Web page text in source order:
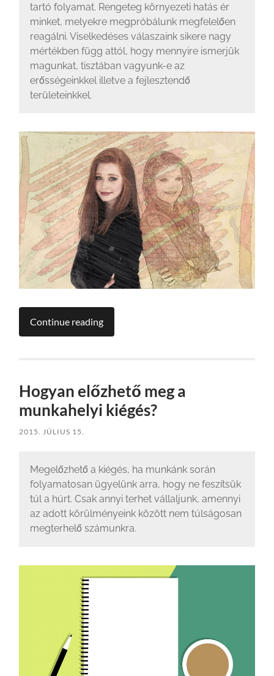
tartó folyamat. Rengeteg környezeti hatás ér
minket, melyekre megpróbálunk megfelelően
reagálni. Viselkedéses válaszaink sikere nagy
mértékben függ attól, hogy mennyire ismerjük
magunkat, tisztában vagyunk-e az
erősségeinkkel illetve a fejlesztendő
területeinkkel.
Continue reading
Hogyan előzhető meg a
munkahelyi kiégés?
2015. JÚLIUS 15.
Megelőzhető a kiégés, ha munkánk során
folyamatosan ügyelünk arra, hogy ne feszítsük
túl a húrt. Csak annyi terhet vállaljunk, amennyi
az adott körülményeink között nem túlságosan
megterhelő számunkra.